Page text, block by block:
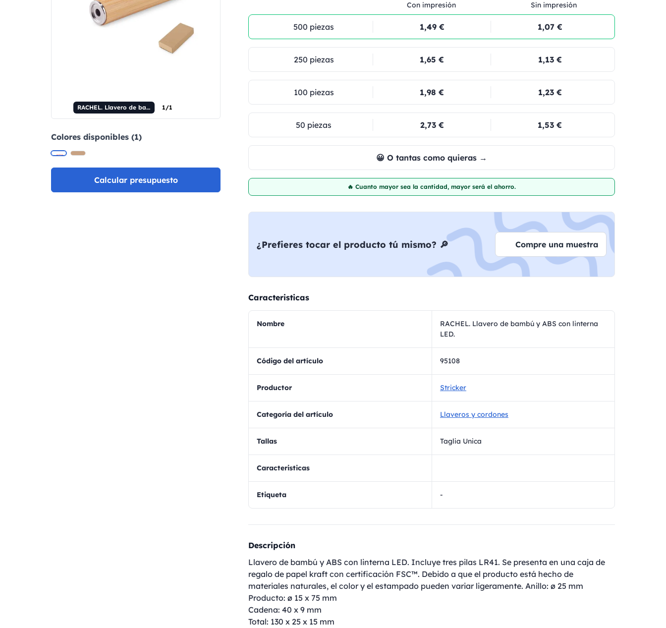
RACHEL. Llavero de bambú y ABS con linterna LED. 1/1
Colores disponibles (1)
Calcular presupuesto
Con impresión Sin impresión
500 piezas 1,49 € 1,07 €
250 piezas 1,65 € 1,13 €
100 piezas 1,98 € 1,23 €
50 piezas 2,73 € 1,53 €
😀 O tantas como quieras →
🔥 Cuanto mayor sea la cantidad, mayor será el ahorro.
¿Prefieres tocar el producto tú mismo? 🔎 Compre una muestra
Caracteristicas
Nombre
RACHEL. Llavero de bambú y ABS con linterna
LED.
Código del artículo 95108
Productor Stricker
Categoría del artículo Llaveros y cordones
Tallas Taglia Unica
Caracteristicas
Etiqueta -
Descripción
Llavero de bambú y ABS con linterna LED. Incluye tres pilas LR41. Se presenta en una caja de
regalo de papel kraft con certificación FSC™. Debido a que el producto está hecho de
materiales naturales, el color y el estampado pueden variar ligeramente. Anillo: ø 25 mm
Producto: ø 15 x 75 mm
Cadena: 40 x 9 mm
Total: 130 x 25 x 15 mm